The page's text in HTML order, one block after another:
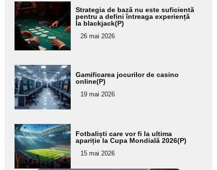
Adaugă
aici textul
pentru
subtitlu
Strategia de bază nu este suficientă
pentru a defini întreaga experiență
la blackjack(P)
26 mai 2026
Adaugă
aici textul
pentru
subtitlu
Gamificarea jocurilor de casino
online(P)
19 mai 2026
Adaugă
aici textul
pentru
subtitlu
Fotbaliști care vor fi la ultima
apariție la Cupa Mondială 2026(P)
15 mai 2026